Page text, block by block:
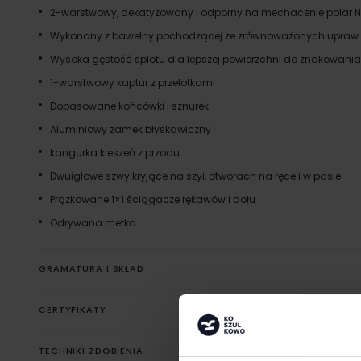
2-warstwowy, dekatyzowany i odporny na mechacenie polar
Wykonany z bawełny pochodzącej ze zrównoważonych upraw
Wysoka gęstość splotu dla lepszej powierzchni do znakowania
1-warstwowy kaptur z przelotkami
Dopasowane końcówki i sznurek
Aluminiowy zamek błyskawiczny
kangurka kieszeń z przodu
Dwuigłowe szwy kryjące na szyi, otworach na ręce i w pasie
Prążkowane 1×1 ściągacze rękawów i dołu
Odrywana metka
GRAMATURA I SKŁAD
CERTYFIKATY
TECHNIKI ZDOBIENIA